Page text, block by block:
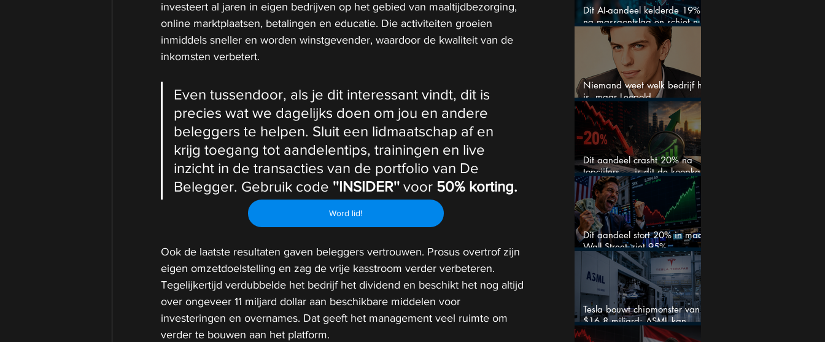
investeert al jaren in eigen bedrijven op het gebied van maaltijdbezorging,
online marktplaatsen, betalingen en educatie. Die activiteiten groeien
inmiddels sneller en worden winstgevender, waardoor de kwaliteit van de
inkomsten verbetert.
Even tussendoor, als je dit interessant vindt, dit is
precies wat we dagelijks doen om jou en andere
beleggers te helpen. Sluit een lidmaatschap af en
krijg toegang tot aandelentips, trainingen en live
inzicht in de transacties van de portfolio van De
Belegger. Gebruik code ''INSIDER'' voor 50% korting.
Word lid!
Ook de laatste resultaten gaven beleggers vertrouwen. Prosus overtrof zijn
eigen omzetdoelstelling en zag de vrije kasstroom verder verbeteren.
Tegelijkertijd verdubbelde het bedrijf het dividend en beschikt het nog altijd
over ongeveer 11 miljard dollar aan beschikbare middelen voor
investeringen en overnames. Dat geeft het management veel ruimte om
verder te bouwen aan het platform.
Dit AI-aandeel kelderde 19%
na massaontslag en schiet nu
15% omhoog
Niemand weet welk bedrijf het
is, maar Leopold
Aschenbrenner zet er nu $500
miljoen op
Dit aandeel crasht 20% na
topcijfers — is dit de koopkans
waar beleggers op wachtten?
Dit aandeel stort 20% in maar
Wall Street ziet 95%
koerspotentieel
Tesla bouwt chipmonster van
$16,8 miljard: ASML kan
grote winnaar worden